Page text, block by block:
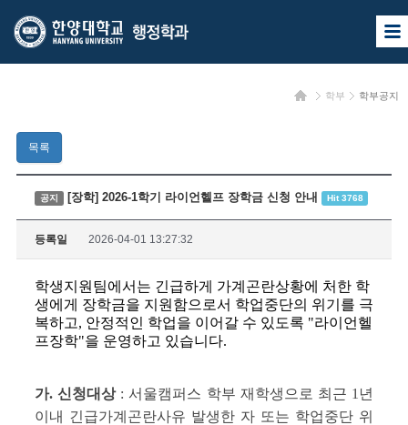
한
양
교
양
행
정
학
과
사
이
열
홈 학부 학부공지
목록
공지 [장학] 2026-1학기 라이언헬프 장학금 신청 안내 Hit 3768
등록일 2026-04-01 13:27:32
학생지원팀에서는 긴급하게 가계곤란상황에 처한 학
생에게 장학금을 지원함으로서 학업중단의 위기를 극
복하고, 안정적인 학업을 이어갈 수 있도록 "라이언헬
프장학"을 운영하고 있습니다.
가. 신청대상: 서울캠퍼스 학부 재학생으로 최근 1년
이내 긴급가계곤란사유 발생한 자 또는 학업중단 위